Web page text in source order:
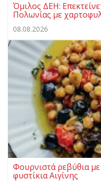
Όμιλος ΔΕΗ:
Πολωνίας με
08.08.2026
Φουρνιστά ρεβύθια με
φυστίκια Αιγίνης